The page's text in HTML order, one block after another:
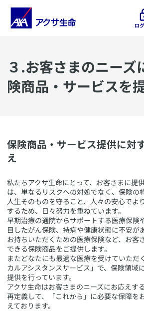
ロ
３.お客さまのニーズ
険商品・サービスを
保険商品・サービス提供に対
え
私たちアクサ生命にとって、お客さまに提
は、単なるリスクへの対処でなく、保険の
人生そのものを守ること、人々の安心でよ
するため、日々努力を重ねています。
早期治療の通院からサポートする医療保険
目したがん保険、持病や健康状態に不安が
お持ちいただくための医療保険など、お客
できる保険商品をご提供します。
またどなたにも最適な医療を受けていただ
カルアシスタンスサービス」で、保険領域
提供を行っています。
アクサ生命はお客さまのニーズにお応えす
再定義して、「これから」に必要な保障を
えております。